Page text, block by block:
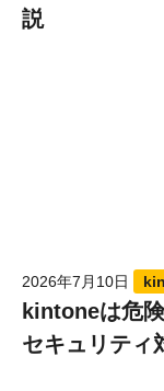
説
2026年7月10日
kintoneは危
セキュリティ